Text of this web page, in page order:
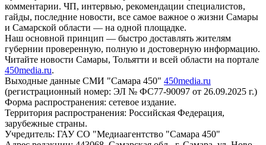
комментарии. ЧП, интервью, рекомендации специалистов,
гайды, последние новости, все самое важное о жизни Самары
и Самарской области — на одной площадке.
Наш основной принцип — быстро доставлять жителям
губернии проверенную, полную и достоверную информацию.
Читайте новости Самары, Тольятти и всей области на портале
450media.ru.
Выходные данные СМИ "Самара 450" 450media.ru
(регистрационный номер: ЭЛ № ФС77-90097 от 26.09.2025 г.)
Форма распространения: сетевое издание.
Территория распространения: Российская Федерация,
зарубежные страны.
Учредитель: ГАУ СО "Медиаагентство "Самара 450"